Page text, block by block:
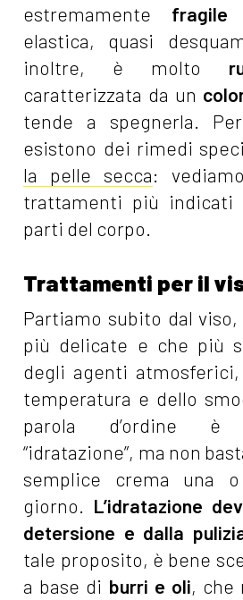
estremamente fragile
elastica, quasi
inoltre, è molto
caratterizzata da un
tende a spegnerla.
esistono dei rimedi
la pelle secca:
trattamenti più indicati
parti del corpo.
Trattamenti per il
Partiamo subito dal viso,
più delicate e che più
degli agenti
temperatura e dello
parola d’ordine è
“idratazione”, ma non
semplice crema una
giorno. L’idratazione
detersione e dalla
tale proposito, è bene
a base di burri e oli, che